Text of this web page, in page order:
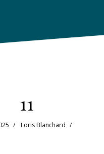
11
Loris Blanchard